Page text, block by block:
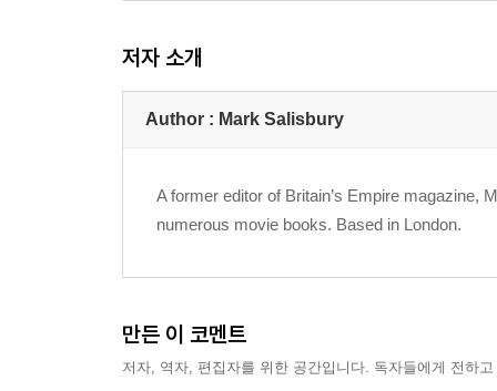
저자 소개
Author : Mark Salisbury
A former editor of Britain’s Empire magazine,
numerous movie books. Based in London.
만든 이 코멘트
저자, 역자, 편집자를 위한 공간입니다. 독자들에게 전하